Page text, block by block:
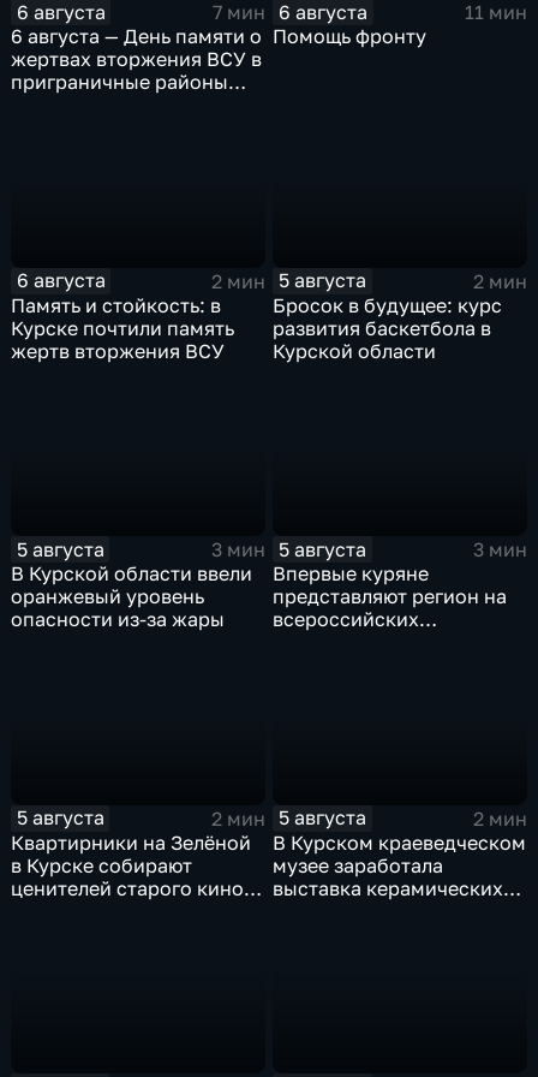
6 августа
7 мин
6 августа — День памяти о
жертвах вторжения ВСУ в
приграничные районы
6 августа
11 мин
Помощь фронту
6 августа
2 мин
Память и стойкость: в
Курске почтили память
жертв вторжения ВСУ
5 августа
2 мин
Бросок в будущее: курс
развития баскетбола в
Курской области
5 августа
3 мин
В Курской области ввели
оранжевый уровень
опасности из-за жары
5 августа
3 мин
Впервые куряне
представляют регион на
всероссийских
5 августа
2 мин
Квартирники на Зелёной
в Курске собирают
ценителей старого кино
5 августа
2 мин
В Курском краеведческом
музее заработала
выставка керамических